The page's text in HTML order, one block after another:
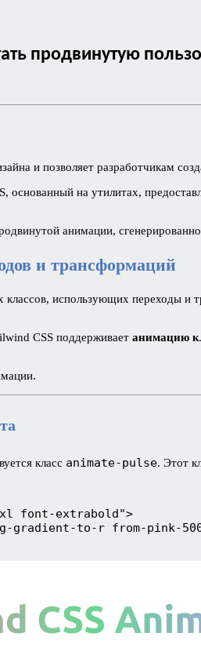
продвинутую
и позволяет разработчикам
основанный на утилитах,
анимации,
и трансформаций
классов, использующих переходы
CSS поддерживает анимацию
класс animate-pulse. Этот
font-extrabold">
gradient-to-r from-pink-